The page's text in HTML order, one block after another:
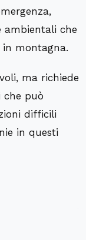
ambientali che
in montagna.
ma richiede
che può
difficili
in questi